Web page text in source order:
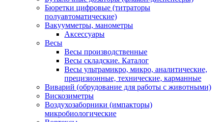
Бюретки цифровые (титраторы
полуавтоматические)
Вакуумметры, манометры
Аксессуары
Весы
Весы производственные
Весы складские. Каталог
Весы ультрамикро, микро, аналитические,
прецизионные, технические, карманные
Виварий (обрудование для работы с животными)
Вискозиметры
Воздухозаборники (импакторы)
микробиологические